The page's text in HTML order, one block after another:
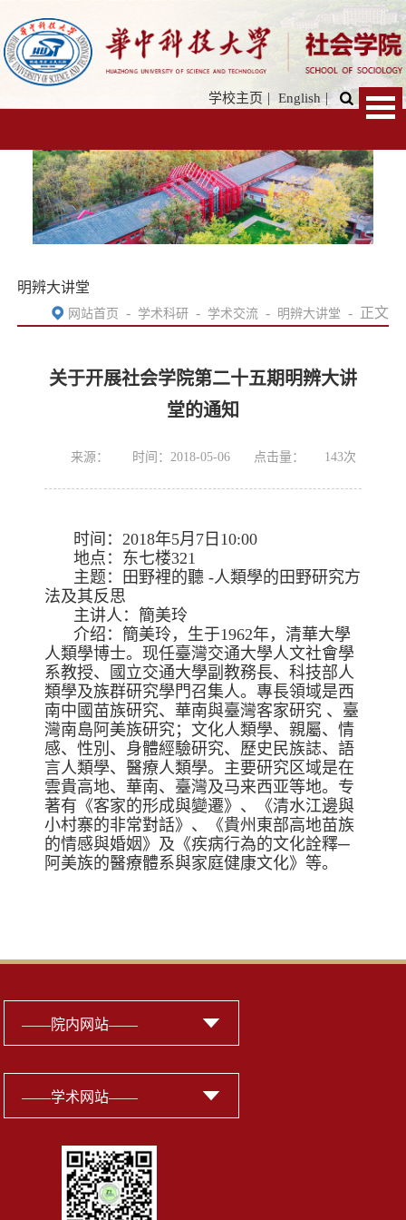
学校主页 | English |
明辨大讲堂
网站首页 - 学术科研 - 学术交流 - 明辨大讲堂 - 正文
关于开展社会学院第二十五期明辨大讲
堂的通知
来源： 时间：2018-05-06 点击量： 143次
时间：2018年5月7日10:00
地点：东七楼321
主题：田野裡的聽 -人類學的田野研究方
法及其反思
主讲人：簡美玲
介绍：簡美玲，生于1962年，清華大學
人類學博士。现任臺灣交通大學人文社會學
系教授、國立交通大學副教務長、科技部人
類學及族群研究學門召集人。專長領域是西
南中國苗族研究、華南與臺灣客家研究 、臺
灣南島阿美族研究；文化人類學、親屬、情
感、性別、身體經驗研究、歷史民族誌、語
言人類學、醫療人類學。主要研究区域是在
雲貴高地、華南、臺灣及马来西亚等地。专
著有《客家的形成與變遷》、《清水江邊與
小村寨的非常對話》、《貴州東部高地苗族
的情感與婚姻》及《疾病行為的文化詮釋─
阿美族的醫療體系與家庭健康文化》等。